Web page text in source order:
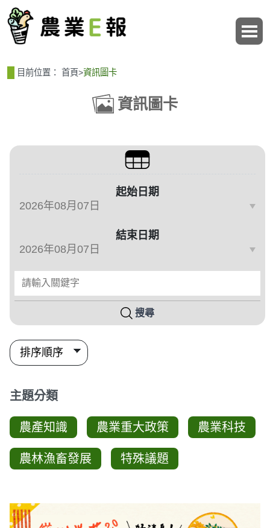
目前位置： 首頁>資訊圖卡
資訊圖卡
篩選、排序與主題分類
起始日期
結束日期
請輸入關鍵字
搜尋
主題分類
農產知識 農業重大政策 農業科技
農林漁畜發展 特殊議題
圖卡列表